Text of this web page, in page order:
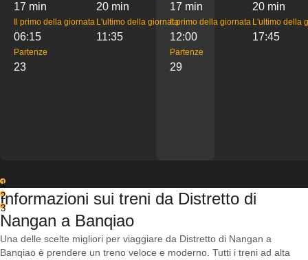
17 min 20 min
Il primo della giornata
06:15
L'ultimo della giornata
11:35
Partenze
23
17 min 20 min
Il primo della giornata
12:00
L'ultimo della
17:45
Partenze
29
1
2
3
Informazioni sui treni da Distretto di
Nangan a Banqiao
Una delle scelte migliori per viaggiare da Distretto di Nangan a
Banqiao è prendere un treno veloce e moderno. Tutti i treni ad alta